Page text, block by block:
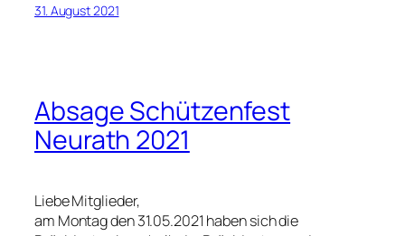
31. August 2021
Absage Schützenfest
Neurath 2021
Liebe Mitglieder,
am Montag den 31.05.2021 haben sich die